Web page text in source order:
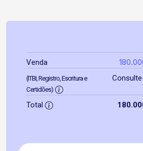
Venda
(ITBI, Registro, Escritura e
Certidões)
Total